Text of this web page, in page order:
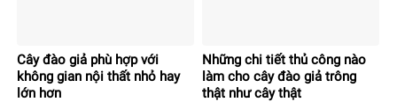
Cây đào giả phù hợp với
không gian nội thất nhỏ hay
lớn hơn
Những chi tiết thủ công nào
làm cho cây đào giả trông
thật như cây thật